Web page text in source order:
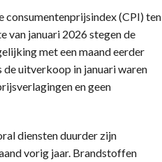
consumentenprijsindex (CPI) ten
van januari 2026 stegen de
met een maand eerder
uitverkoop in januari waren
en geen
diensten duurder zijn
vorig jaar. Brandstoffen